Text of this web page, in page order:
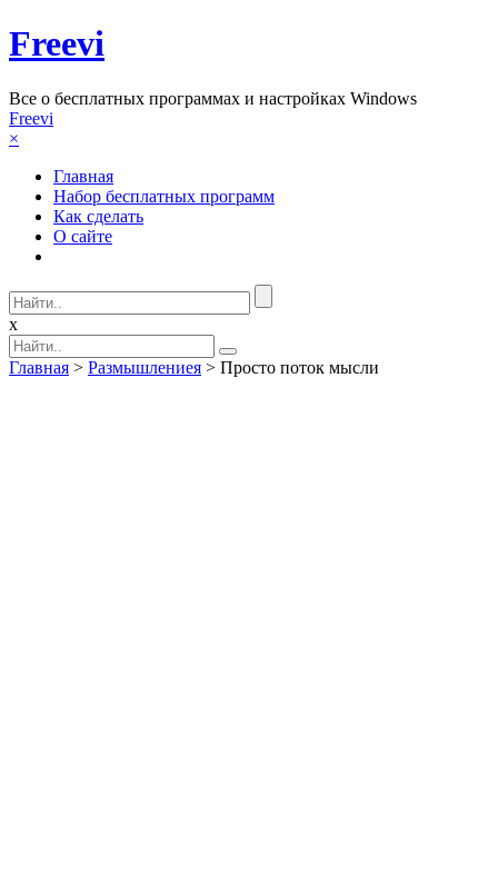
Freevi
Вcе о бесплатных программах и настройках Windows
Freevi
×
Главная
Набор бесплатных программ
Как сделать
О сайте
x
Главная > Размышлениея > Просто поток мысли